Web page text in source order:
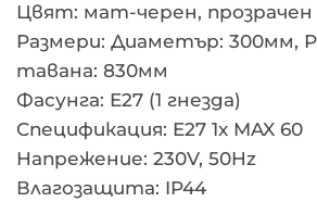
Цвят: мат-черен, прозрачен
Размери: Диаметър: 300мм,
тавана: 830мм
Фасунга: E27 (1 гнезда)
Спецификация: E27 1x MAX 60
Напрежение: 230V, 50Hz
Влагозащита: IP44